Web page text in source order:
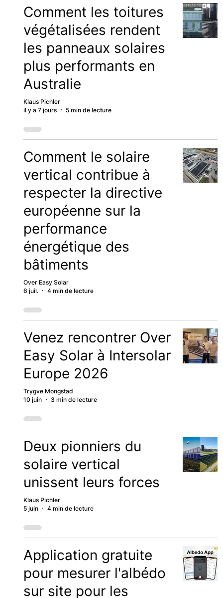
Comment les toitures
végétalisées rendent
les panneaux solaires
plus performants en
Australie
Klaus Pichler
il y a 7 jours
5 min de lecture
Comment le solaire
vertical contribue à
respecter la directive
européenne sur la
performance
énergétique des
bâtiments
Over Easy Solar
6 juil.
4 min de lecture
Venez rencontrer Over
Easy Solar à Intersolar
Europe 2026
Trygve Mongstad
10 juin
3 min de lecture
Deux pionniers du
solaire vertical
unissent leurs forces
Klaus Pichler
5 juin
4 min de lecture
Application gratuite
pour mesurer l'albédo
sur site pour les